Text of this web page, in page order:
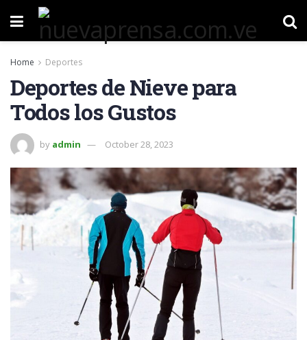
Home Deportes
Deportes de Nieve para
Todos los Gustos
by admin October 28, 2023